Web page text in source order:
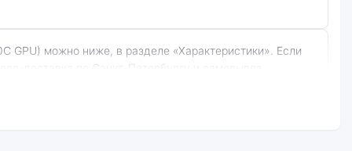
доставка по Санкт-Петербургу и самовывоз.